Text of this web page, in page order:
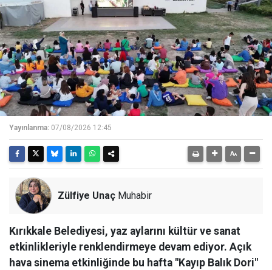
Yayınlanma: 07/08/2026 12:45
Zülfiye Unaç Muhabir
Kırıkkale Belediyesi, yaz aylarını kültür ve sanat
etkinlikleriyle renklendirmeye devam ediyor. Açık
hava sinema etkinliğinde bu hafta "Kayıp Balık Dori"